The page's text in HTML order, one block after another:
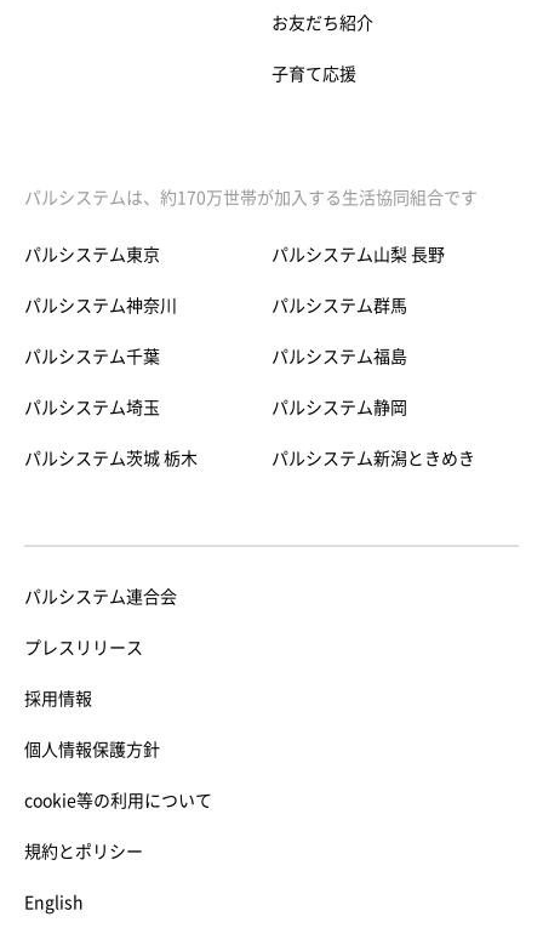
お友だち紹介
子育て応援
パルシステムは、約170万世帯が加入する生活協同組合です
パルシステム東京
パルシステム神奈川
パルシステム千葉
パルシステム埼玉
パルシステム茨城 栃木
パルシステム山梨 長野
パルシステム群馬
パルシステム福島
パルシステム静岡
パルシステム新潟ときめき
パルシステム連合会
プレスリリース
採用情報
個人情報保護方針
cookie等の利用について
規約とポリシー
English